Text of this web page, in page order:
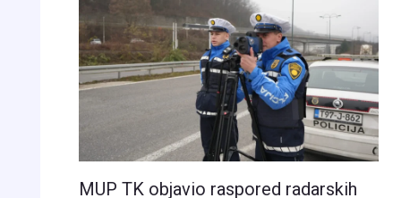
MUP TK objavio raspored radarskih